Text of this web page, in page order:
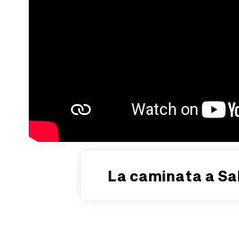
La caminata a